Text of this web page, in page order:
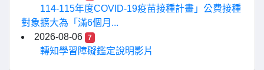
114-115年度COVID-19疫苗接種計畫」公費接種
對象擴大為「滿6個月...
2026-08-06
7
轉知學習障礙鑑定說明影片